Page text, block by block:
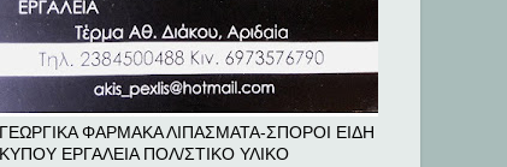
ΓΕΩΡΓΙΚΑ ΦΑΡΜΑΚΑ ΛΙΠΑΣΜΑΤΑ-ΣΠΟΡΟΙ ΕΙΔΗ
ΚΥΠΟΥ ΕΡΓΑΛΕΙΑ ΠΟΛ/ΣΤΙΚΟ ΥΛΙΚΟ